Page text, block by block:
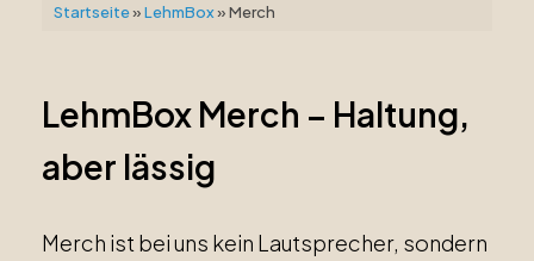
Startseite»LehmBox»Merch
LehmBox Merch – Haltung,
aber lässig
Merch ist bei uns kein Lautsprecher, sondern